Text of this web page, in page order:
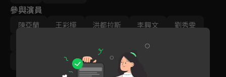
雙方爭論不休，都不願意讓步，甚至一言不和走人，子鑑跟雨柔到
底該怎麼辦才好？
參與演員
陳亞蘭 王彩樺 洪都拉斯 李興文
劉秀雯
潘映竹 劉育仁 鄭芯恩